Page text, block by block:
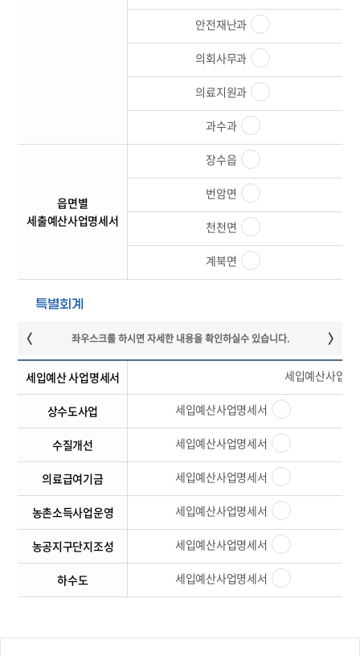
안전재난과
의회사무과
의료지원과
과수과
읍면별
세출예산사업명세서
장수읍
번암면
천천면
계북면
특별회계
세입예산 사업명세서 세입예산사업
상수도사업 세입예산사업명세서
수질개선 세입예산사업명세서
의료급여기금 세입예산사업명세서
농촌소득사업운영 세입예산사업명세서
농공지구단지조성 세입예산사업명세서
하수도 세입예산사업명세서